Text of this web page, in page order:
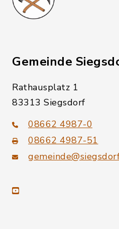
Gemeinde
Rathausplatz 1
83313 Siegsdorf
08662 4987-0
08662 4987-51
youtube